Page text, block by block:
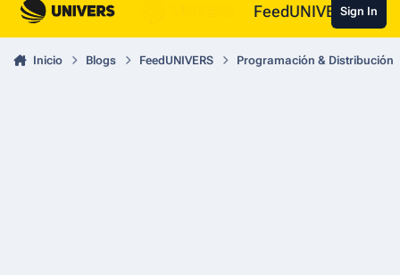
FeedUNIVERSSign In
Inicio Blogs FeedUNIVERS Programación & Distribución